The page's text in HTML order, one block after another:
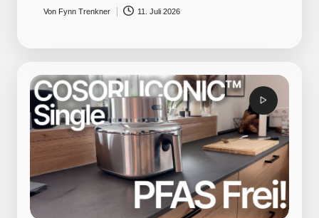
Posted
Von Fynn Trenkner 11. Juli 2026